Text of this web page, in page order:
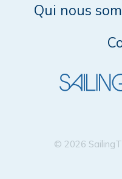
Qui nous
© 2026